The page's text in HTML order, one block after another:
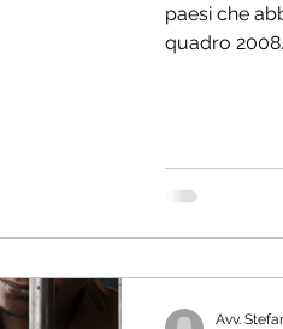
paesi che
quadro
Avv.